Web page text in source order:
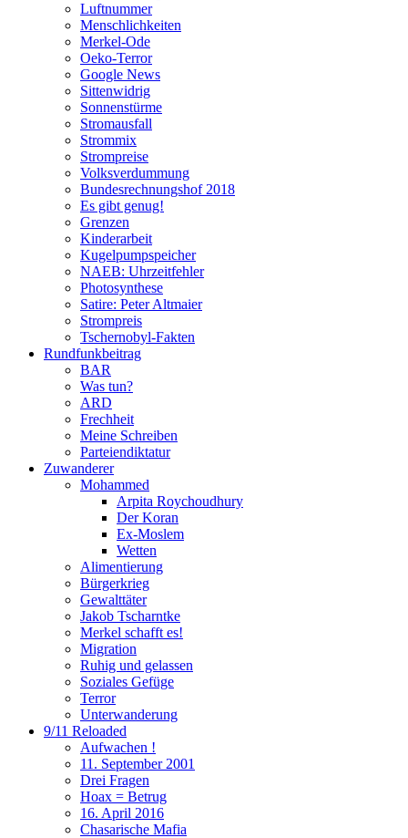
Luftnummer
Menschlichkeiten
Merkel-Ode
Oeko-Terror
Google News
Sittenwidrig
Sonnenstürme
Stromausfall
Strommix
Strompreise
Volksverdummung
Bundesrechnungshof 2018
Es gibt genug!
Grenzen
Kinderarbeit
Kugelpumpspeicher
NAEB: Uhrzeitfehler
Photosynthese
Satire: Peter Altmaier
Strompreis
Tschernobyl-Fakten
Rundfunkbeitrag
BAR
Was tun?
ARD
Frechheit
Meine Schreiben
Parteiendiktatur
Zuwanderer
Mohammed
Arpita Roychoudhury
Der Koran
Ex-Moslem
Wetten
Alimentierung
Bürgerkrieg
Gewalttäter
Jakob Tscharntke
Merkel schafft es!
Migration
Ruhig und gelassen
Soziales Gefüge
Terror
Unterwanderung
9/11 Reloaded
Aufwachen !
11. September 2001
Drei Fragen
Hoax = Betrug
16. April 2016
Chasarische Mafia